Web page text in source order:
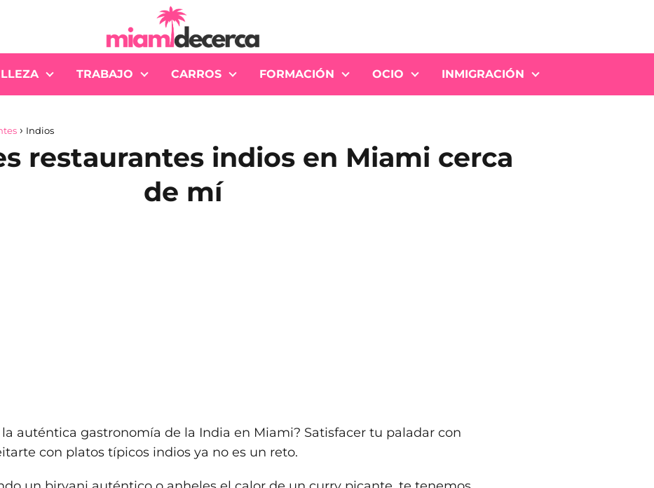
TRABAJO CARROS FORMACIÓN OCIO INMIGRACIÓN
Indios
restaurantes indios en Miami cerca
de mí
auténtica gastronomía de la India en Miami? Satisfacer tu paladar con
con platos típicos indios ya no es un reto.